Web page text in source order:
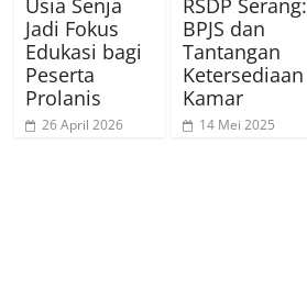
Jadi Fokus
Edukasi bagi
Peserta
Prolanis
26 April 2026
BPJS dan
Tantangan
Ketersediaan
Kamar
14 Mei 2025